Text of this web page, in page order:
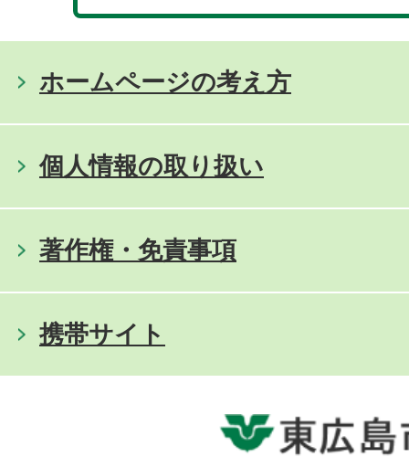
ホームページの考え方
個人情報の取り扱い
著作権・免責事項
携帯サイト